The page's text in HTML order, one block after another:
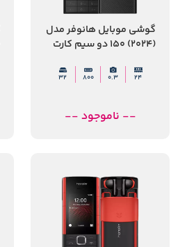
گوشی موبایل هانوفر مدل
(2024) 150 دو سیم کارت
24
0.3
800
32
-- ناموجود --